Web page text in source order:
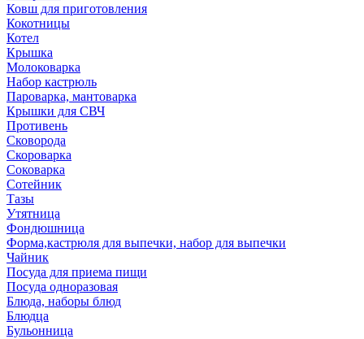
Ковш для приготовления
Кокотницы
Котел
Крышка
Молоковарка
Набор кастрюль
Пароварка, мантоварка
Крышки для СВЧ
Противень
Сковорода
Скороварка
Соковарка
Сотейник
Тазы
Утятница
Фондюшница
Форма,кастрюля для выпечки, набор для выпечки
Чайник
Посуда для приема пищи
Посуда одноразовая
Блюда, наборы блюд
Блюдца
Бульонница